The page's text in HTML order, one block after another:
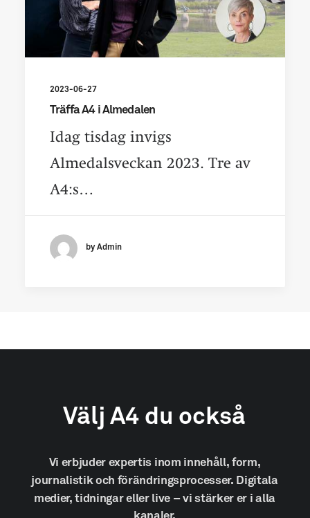
2023-06-27
Träffa A4 i Almedalen
Idag tisdag invigs
Almedalsveckan 2023. Tre av
A4:s…
by Admin
Välj A4 du också
Vi erbjuder expertis inom innehåll, form,
journalistik och förändringsprocesser. Digitala
medier, tidningar eller live – vi stärker er i alla